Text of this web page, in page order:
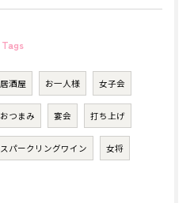
Tags
居酒屋 お一人様 女子会
おつまみ 宴会 打ち上げ
スパークリングワイン 女将